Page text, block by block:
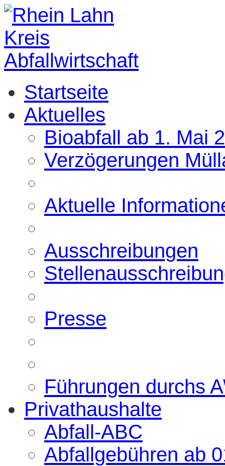
Startseite
Aktuelles
Bioabfall ab 1. Mai
Verzögerungen
Aktuelle
Ausschreibungen
Presse
Führungen durchs
Privathaushalte
Abfall-ABC
Abfallgebühren ab